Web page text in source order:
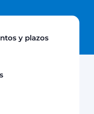
y plazos